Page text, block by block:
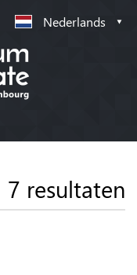
Nederlands
7 resultaten